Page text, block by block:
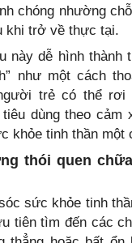
chóng nhường
khi trở về thực tại.
này dễ hình thành
như một cách
trẻ có thể rơi
dùng theo cảm
khỏe tinh thần một
thói quen
sức khỏe tinh
tiên tìm đến các